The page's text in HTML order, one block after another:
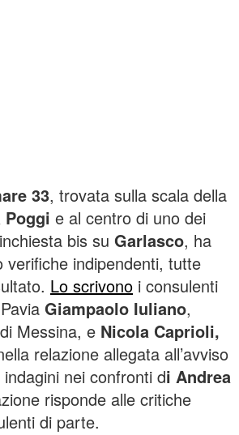
33, trovata sulla scala della
e al centro di uno dei
bis su Garlasco, ha
verifiche indipendenti, tutte
Lo scrivono i consulenti
Giampaolo Iuliano,
Messina, e Nicola Caprioli,
relazione allegata all’avviso
nei confronti di Andrea
risponde alle critiche
di parte.